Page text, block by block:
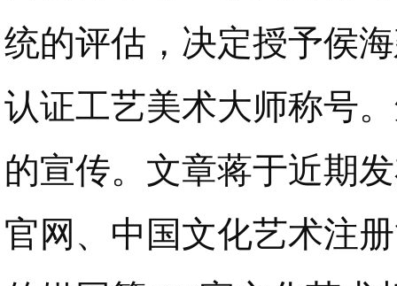
统的评估，决定授予侯
认证工艺美术大师称号
的宣传。文章蒋于近期
官网、中国文化艺术注